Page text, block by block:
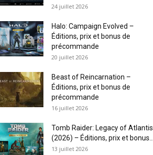
24 juillet 2026
Halo: Campaign Evolved –
Éditions, prix et bonus de
précommande
20 juillet 2026
Beast of Reincarnation –
Éditions, prix et bonus de
précommande
16 juillet 2026
Tomb Raider: Legacy of Atlantis
(2026) – Éditions, prix et bonus...
13 juillet 2026